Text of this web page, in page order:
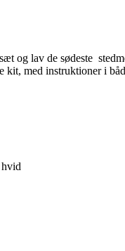
og lav de sødeste
kit, med instruktioner i